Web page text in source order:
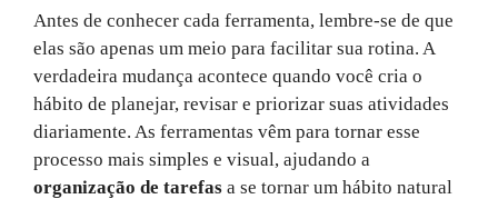
Antes de conhecer cada ferramenta, lembre-se de que
elas são apenas um meio para facilitar sua rotina. A
verdadeira mudança acontece quando você cria o
hábito de planejar, revisar e priorizar suas atividades
diariamente. As ferramentas vêm para tornar esse
processo mais simples e visual, ajudando a
organização de tarefas a se tornar um hábito natural